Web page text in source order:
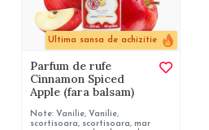
Ultima sansa de achizitie
Parfum de rufe
Cinnamon Spiced
Apple (fara balsam)
Note: Vanilie, Vanilie,
scortisoara, scortisoara, mar